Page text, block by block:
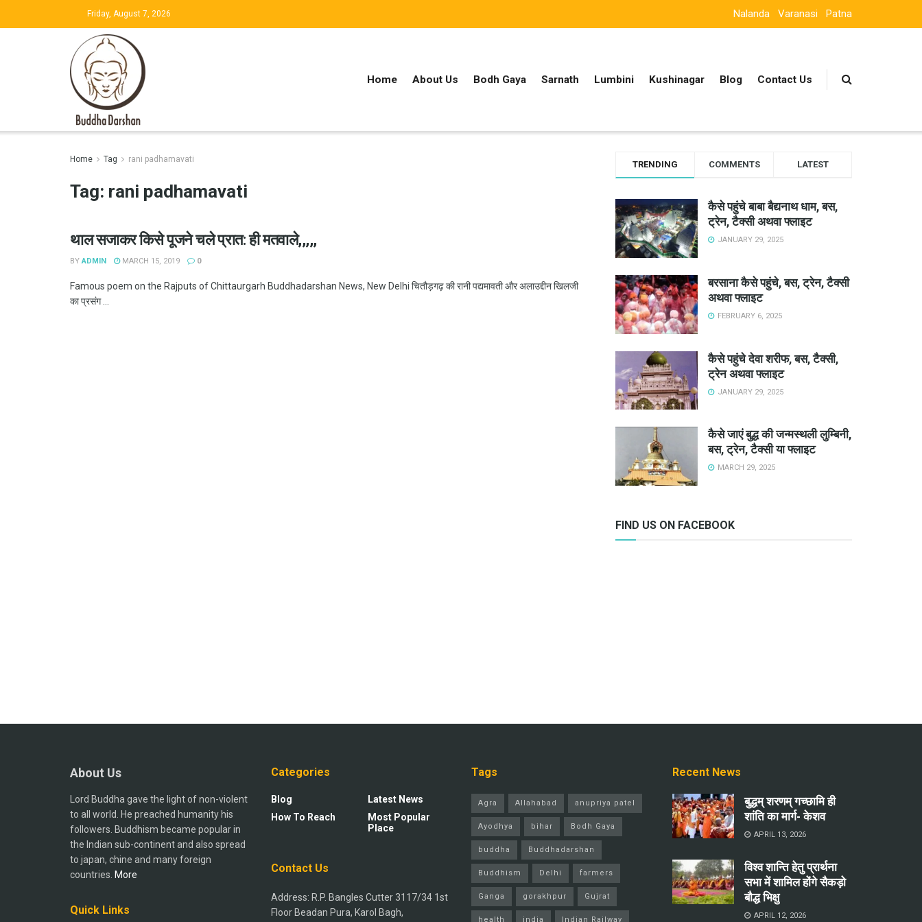
Friday, August 7, 2026 Nalanda Varanasi Patna
Home About Us Bodh Gaya Sarnath Lumbini Kushinagar Blog Contact Us
Home Tag rani padhamavati
Tag: rani padhamavati
थाल सजाकर किसे पूजने चले प्रात: ही मतवाले,,,,,
BY ADMIN MARCH 15, 2019 0
Famous poem on the Rajputs of Chittaurgarh Buddhadarshan News, New Delhi चितौड़गढ़ की रानी पद्यमावती और अलाउद्दीन खिलजी
का प्रसंग ...
TRENDING COMMENTS LATEST
कैसे पहुंचे बाबा बैद्यनाथ धाम, बस,
ट्रेन, टैक्सी अथवा फ्लाइट
JANUARY 29, 2025
बरसाना कैसे पहुंचे, बस, ट्रेन, टैक्सी
अथवा फ्लाइट
FEBRUARY 6, 2025
कैसे पहुंचे देवा शरीफ, बस, टैक्सी,
ट्रेन अथवा फ्लाइट
JANUARY 29, 2025
कैसे जाएं बुद्ध की जन्मस्थली लुम्बिनी,
बस, ट्रेन, टैक्सी या फ्लाइट
MARCH 29, 2025
FIND US ON FACEBOOK
About Us
Lord Buddha gave the light of non-violent
to all world. He preached humanity his
followers. Buddhism became popular in
the Indian sub-continent and also spread
to japan, chine and many foreign
countries. More
Quick Links
Categories
Blog
How To Reach
Latest News
Most Popular
Place
Contact Us
Address: R.P. Bangles Cutter 3117/34 1st
Floor Beadan Pura, Karol Bagh,
Tags
Agra Allahabad anupriya patel
Ayodhya bihar Bodh Gaya
buddha Buddhadarshan
Buddhism Delhi farmers
Ganga gorakhpur Gujrat
health india Indian Railway
Recent News
बुद्धम् शरणम् गच्छामि ही
शांति का मार्ग- केशव
APRIL 13, 2026
विश्व शान्ति हेतु प्रार्थना
सभा में शामिल होंगे सैकड़ो
बौद्ध भिक्षु
APRIL 12, 2026